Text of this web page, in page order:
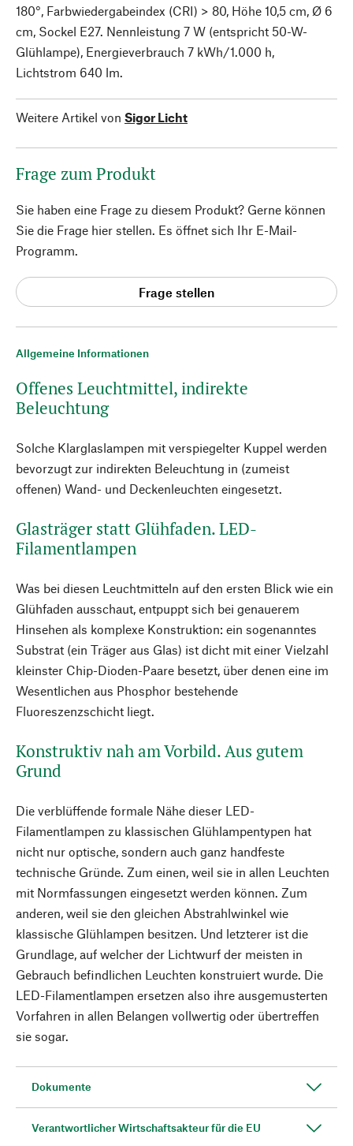
Allgemeine Informationen
Offenes Leuchtmittel, indirekte
Beleuchtung
Solche Klarglaslampen mit verspiegelter Kuppel werden
bevorzugt zur indirekten Beleuchtung in (zumeist
offenen) Wand- und Deckenleuchten eingesetzt.
Glasträger statt Glühfaden. LED-
Filamentlampen
Was bei diesen Leuchtmitteln auf den ersten Blick wie ein
Glühfaden ausschaut, entpuppt sich bei genauerem
Hinsehen als komplexe Konstruktion: ein sogenanntes
Substrat (ein Träger aus Glas) ist dicht mit einer Vielzahl
kleinster Chip-Dioden-Paare besetzt, über denen eine im
Wesentlichen aus Phosphor bestehende
Fluoreszenzschicht liegt.
Konstruktiv nah am Vorbild. Aus gutem
Grund
Die verblüffende formale Nähe dieser LED-
Filamentlampen zu klassischen Glühlampentypen hat
nicht nur optische, sondern auch ganz handfeste
technische Gründe. Zum einen, weil sie in allen Leuchten
mit Normfassungen eingesetzt werden können. Zum
anderen, weil sie den gleichen Abstrahlwinkel wie
klassische Glühlampen besitzen. Und letzterer ist die
Grundlage, auf welcher der Lichtwurf der meisten in
Gebrauch befindlichen Leuchten konstruiert wurde. Die
LED-Filamentlampen ersetzen also ihre ausgemusterten
Vorfahren in allen Belangen vollwertig oder übertreffen
sie sogar.
Dokumente
Verantwortlicher Wirtschaftsakteur für die EU
180°, Farbwiedergabeindex (CRI) > 80, Höhe 10,5 cm, Ø 6
cm, Sockel E27. Nennleistung 7 W (entspricht 50-W-
Glühlampe), Energieverbrauch 7 kWh/1.000 h,
Lichtstrom 640 lm.
Weitere Artikel von Sigor Licht
Frage zum Produkt
Sie haben eine Frage zu diesem Produkt? Gerne können
Sie die Frage hier stellen. Es öffnet sich Ihr E-Mail-
Programm.
Frage stellen